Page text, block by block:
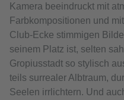
Kamera beeindruckt mit
Farbkompositionen und
Club-Ecke stimmigen
seinem Platz ist, selten
Gropiusstadt so stylisch
teils surrealer Albtraum,
Seelen irrlichtern. Und